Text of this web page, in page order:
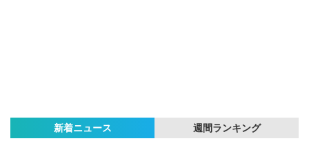
新着ニュース 週間ランキング